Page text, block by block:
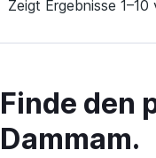
Zeigt Ergebnisse
Finde den
Dammam.